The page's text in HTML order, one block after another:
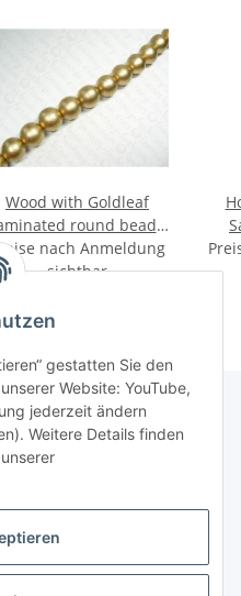
Wood with Goldleaf
round beads
25mm
nach Anmeldung
sichtbar
gestatten Sie den
Website: YouTube,
jederzeit ändern
Weitere Details finden